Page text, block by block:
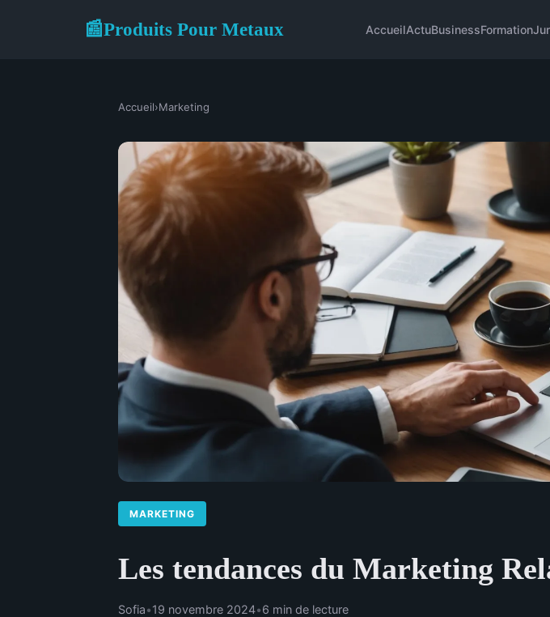
📰Produits Pour Metaux AccueilActuBusinessFormation
Accueil›Marketing
MARKETING
Les tendances du Marketing
Sofia•19 novembre 2024•6 min de lecture